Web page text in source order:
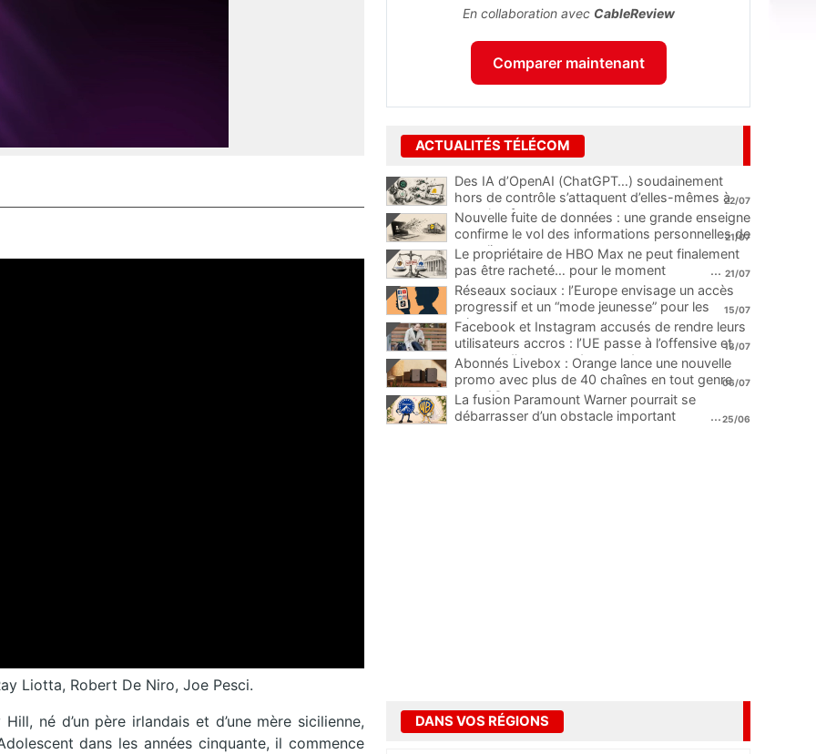
Liotta, Robert De Niro, Joe Pesci.
né d’un père irlandais et d’une mère sicilienne,
dans les années cinquante, il commence
En collaboration avec CableReview
Comparer maintenant
ACTUALITÉS TÉLÉCOM
Des IA d’OpenAI (ChatGPT…) soudainement
hors de contrôle s’attaquent d’elles-mêmes à
une plateforme
...
22/07
Nouvelle fuite de données : une grande enseigne
confirme le vol des informations personnelles de
ses clients
...
21/07
Le propriétaire de HBO Max ne peut finalement
pas être racheté… pour le moment
... 21/07
Réseaux sociaux : l’Europe envisage un accès
progressif et un “mode jeunesse” pour les
mineurs
...
15/07
Facebook et Instagram accusés de rendre leurs
utilisateurs accros : l’UE passe à l’offensive et
menace d’une amende record
...
13/07
Abonnés Livebox : Orange lance une nouvelle
promo avec plus de 40 chaînes en tout genre
pour 1€
06/07
La fusion Paramount Warner pourrait se
débarrasser d’un obstacle important
...25/06
DANS VOS RÉGIONS